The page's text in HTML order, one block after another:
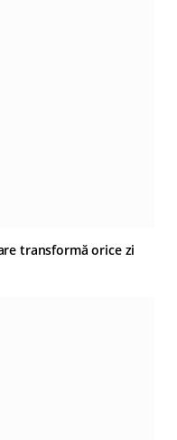
transformă orice zi